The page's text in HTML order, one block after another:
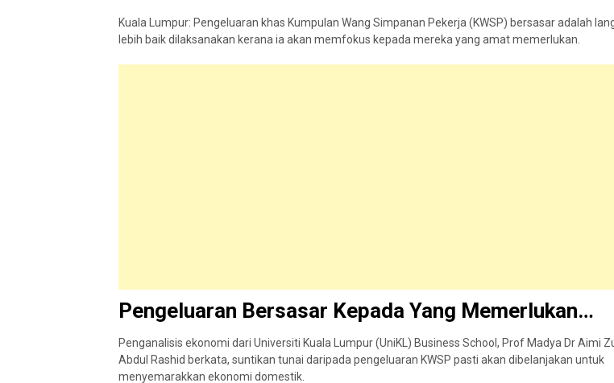
Kuala Lumpur: Pengeluaran khas Kumpulan Wang Simpanan Pekerja (KWSP) bersasar adalah
lebih baik dilaksanakan kerana ia akan memfokus kepada mereka yang amat memerlukan.
Pengeluaran Bersasar Kepada Yang Memerlukan…
Penganalisis ekonomi dari Universiti Kuala Lumpur (UniKL) Business School, Prof Madya Dr Aimi
Abdul Rashid berkata, suntikan tunai daripada pengeluaran KWSP pasti akan dibelanjakan untuk
menyemarakkan ekonomi domestik.